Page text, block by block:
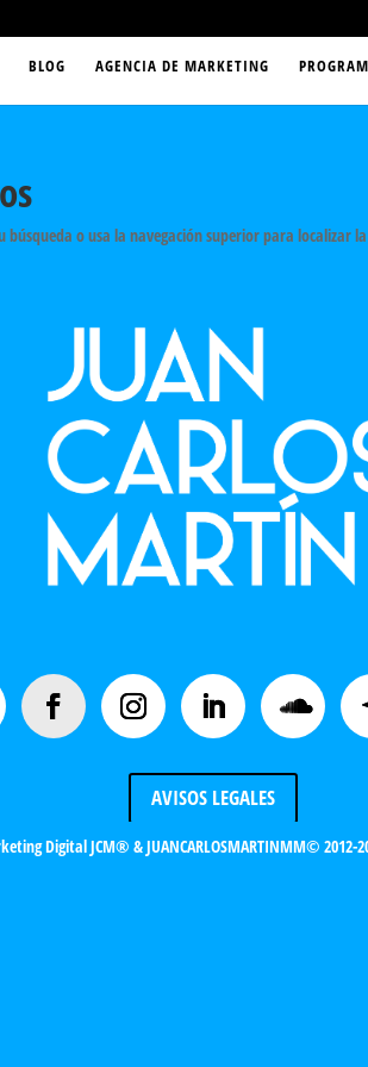
BLOG AGENCIA DE MARKETING
o usa la navegación superior para localizar
AVISOS LEGALES
Digital JCM® & JUANCARLOSMARTINMM© 2012-